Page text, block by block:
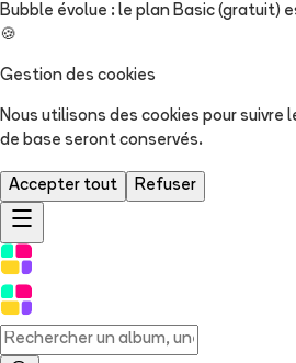
Bubble évolue : le plan Basic (gratuit)
🍪
Gestion des cookies
Nous utilisons des cookies pour
de base seront conservés.
Accepter tout Refuser